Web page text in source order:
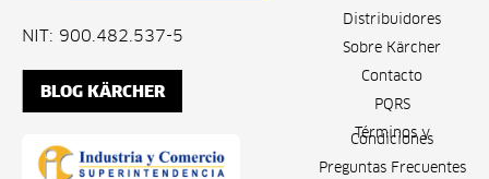
NIT: 900.482.537-5
BLOG KÄRCHER
Distribuidores
Sobre Kärcher
Contacto
PQRS
Términos y
Condiciones
Preguntas Frecuentes